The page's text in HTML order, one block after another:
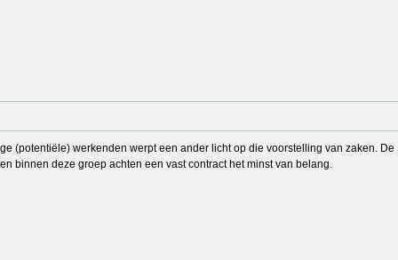
(potentiële) werkenden werpt een ander licht op die voorstelling van zaken. De
binnen deze groep achten een vast contract het minst van belang.